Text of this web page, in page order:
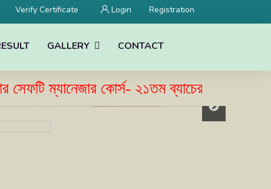
Verify Certificate Login Registration
CONTACT
GALLERY
ম্যানেজার কোর্স- ২১তম ব্যাচের ভর্তি বিজ্ঞপ্তি